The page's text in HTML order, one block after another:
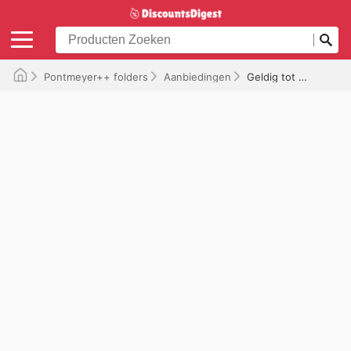
Pontmeyer++ folders Aanbiedingen Geldig tot 31-01-2026